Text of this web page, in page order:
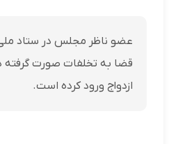
عضو ناظر مجلس در ستاد
قضا به تخلفات صورت گرفته
ازدواج ورود کرده است.